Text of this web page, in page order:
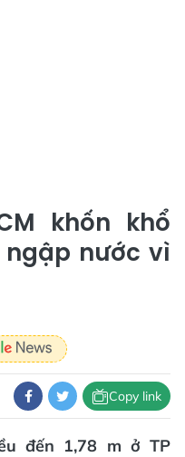
khốn khổ
nước vì
Copy link
đến 1,78 m ở TP